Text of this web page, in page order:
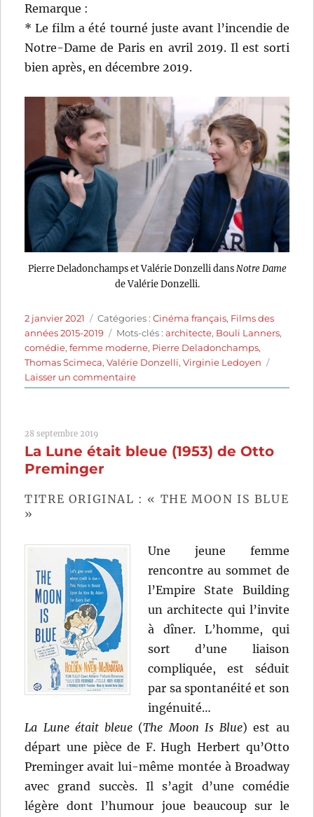
Remarque :
* Le film a été tourné juste avant l’incendie de
Notre-Dame de Paris en avril 2019. Il est sorti
bien après, en décembre 2019.
Pierre Deladonchamps et Valérie Donzelli dans Notre Dame
de Valérie Donzelli.
Publié
le
2 janvier 2021 Catégories
Catégories :Cinéma français, Films des
années 2015-2019
Étiquettes
Mots-clés :architecte, Bouli Lanners,
comédie,femme moderne, Pierre Deladonchamps,
Thomas Scimeca,Valérie Donzelli,Virginie Ledoyen
Laisser un commentairesur
Notre
Valérie
28 septembre 2019
La Lune était bleue (1953) de Otto
Preminger
TITRE ORIGINAL : « THE MOON IS BLUE
»
Une jeune femme
rencontre au sommet de
l’Empire State Building
un architecte qui l’invite
à dîner. L’homme, qui
sort d’une liaison
compliquée, est séduit
par sa spontanéité et son
ingénuité…
La Lune était bleue (The Moon Is Blue) est au
départ une pièce de F. Hugh Herbert qu’Otto
Preminger avait lui-même montée à Broadway
avec grand succès. Il s’agit d’une comédie
légère dont l’humour joue beaucoup sur le